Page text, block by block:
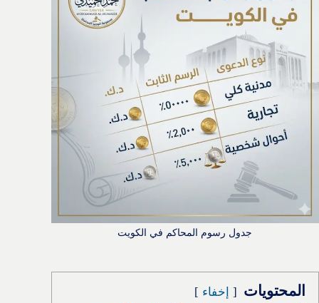
جدول رسوم المحاكم في الكويت
المحتويات إخفاء